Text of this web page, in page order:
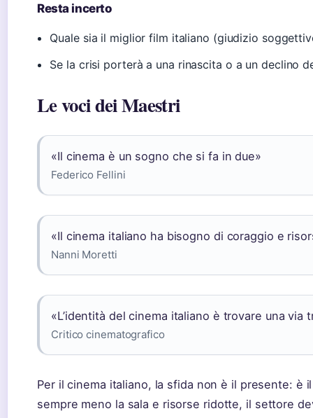
Resta incerto
Quale sia il miglior film italiano (giudizio
Se la crisi porterà a una rinascita o a un declino
Le voci dei Maestri
«Il cinema è un sogno che si fa in due»
Federico Fellini
«Il cinema italiano ha bisogno di coraggio e
Nanni Moretti
«L’identità del cinema italiano è trovare una via
Critico cinematografico
Per il cinema italiano, la sfida non è il presente: è
sempre meno la sala e risorse ridotte, il settore